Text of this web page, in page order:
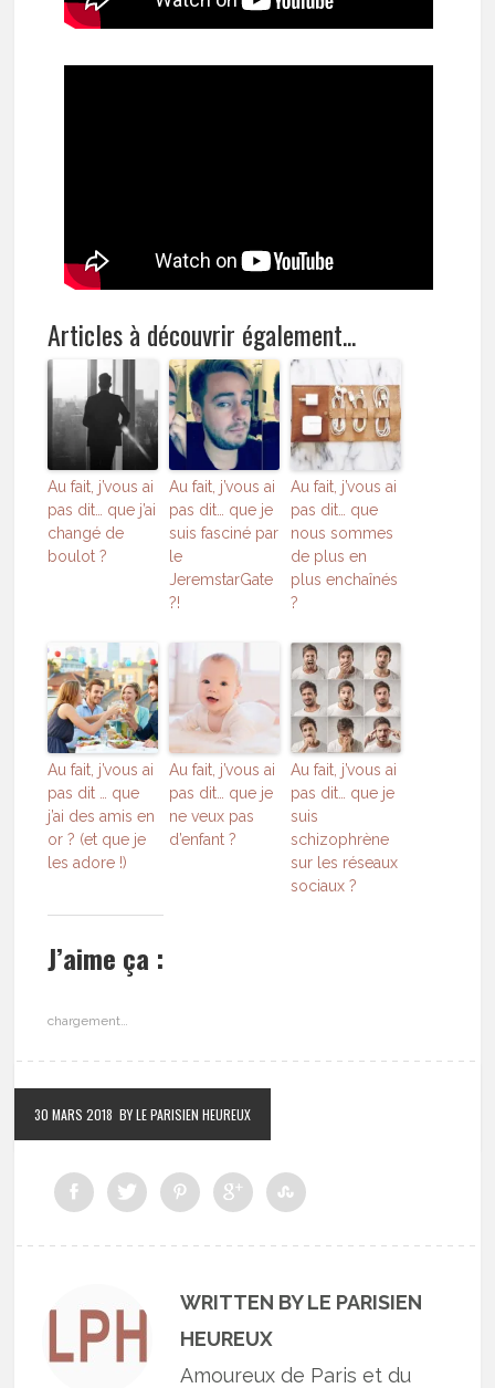
Articles à découvrir également...
Au fait, j’vous ai
pas dit… que j’ai
changé de
boulot ?
Au fait, j’vous ai
pas dit… que je
suis fasciné par
le
JeremstarGate
?!
Au fait, j’vous ai
pas dit… que
nous sommes
de plus en
plus enchaînés
?
Au fait, j’vous ai
pas dit … que
j’ai des amis en
or ? (et que je
les adore !)
Au fait, j’vous ai
pas dit… que je
ne veux pas
d’enfant ?
Au fait, j’vous ai
pas dit… que je
suis
schizophrène
sur les réseaux
sociaux ?
J’aime ça :
chargement…
30 MARS 2018 BY LE PARISIEN HEUREUX
WRITTEN BY LE PARISIEN
HEUREUX
Amoureux de Paris et du